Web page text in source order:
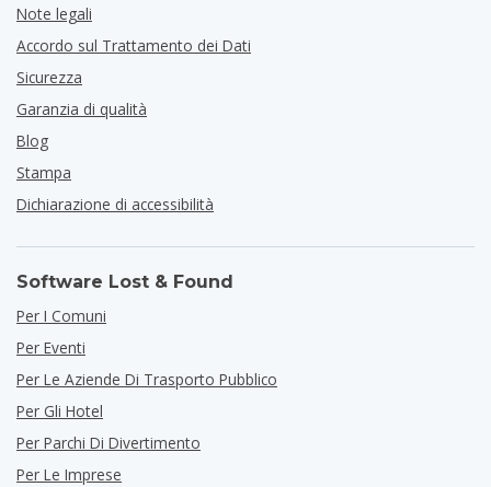
Note legali
Accordo sul Trattamento dei Dati
Sicurezza
Garanzia di qualità
Blog
Stampa
Dichiarazione di accessibilità
Software Lost & Found
Per I Comuni
Per Eventi
Per Le Aziende Di Trasporto Pubblico
Per Gli Hotel
Per Parchi Di Divertimento
Per Le Imprese